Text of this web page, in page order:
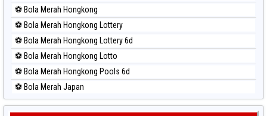
⚽ Bola Merah Hongkong
⚽ Bola Merah Hongkong Lottery
⚽ Bola Merah Hongkong Lottery 6d
⚽ Bola Merah Hongkong Lotto
⚽ Bola Merah Hongkong Pools 6d
⚽ Bola Merah Japan
⚽ Bola Merah Japan 6d